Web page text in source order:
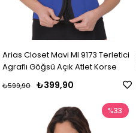
Arias Closet Mavi MI 9173 Terletici
Agraflı Göğsü Açık Atlet Korse
₺399,90
₺599,90
%33